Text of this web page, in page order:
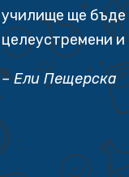
училище ще бъде
целеустремени
– Ели Пещерска